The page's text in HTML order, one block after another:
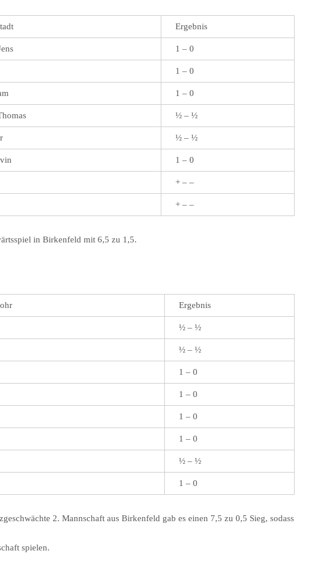
Ergebnis
1 – 0
1 – 0
1 – 0
½ – ½
½ – ½
1 – 0
+ – –
+ – –
in Birkenfeld mit 6,5 zu 1,5.
Ergebnis
½ – ½
½ – ½
1 – 0
1 – 0
1 – 0
1 – 0
½ – ½
1 – 0
2. Mannschaft aus Birkenfeld gab es einen 7,5 zu 0,5 Sieg, sodass
spielen.